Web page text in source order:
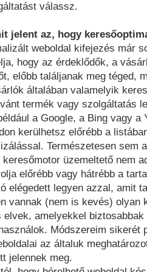
válassz.
jelent az, hogy
weboldal kifejezés már
hogy az érdeklődők, a
előbb találjanak meg téged,
általában valamelyik
termék vagy szolgáltatás
a Google, a Bing vagy a
kerülhetsz előrébb a
Természetesen sem
üzemeltető nem
előrébb vagy hátrébb a
elégedett legyen azzal, amit
vannak (nem is kevés) olyan
elvek, amelyekkel
Módszereim sikerét
az általuk
jelennek meg.